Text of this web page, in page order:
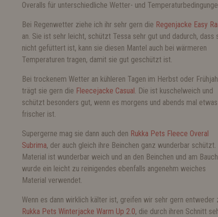
Overalls für unterschiedliche Wetter- und
Bei Regenwetter ziehe ich ihr sehr gern die Regenjacke Easy
an. Sie ist sehr leicht, schützt Tessa sehr gut und dadurch, dass
nicht gefüttert ist, kann sie diesen Mantel auch bei wärmeren
Temperaturen tragen, damit sie gut geschützt ist.
Bei trockenem Wetter an kühleren Tagen im Herbst oder
trägt sie gern die Fleecejacke Casual. Die ist kuschelweich und
schützt besonders gut, wenn es morgens und abends mal etwas
frischer ist.
Supergerne mag sie dann auch den Rukka Pets Fleece Overal
Subrima, der auch gleich ihre Beinchen ganz wunderbar schützt.
Material ist wunderbar weich und an den Beinchen und am Bauch
wurde ein leicht zu reinigendes ebenfalls angenehm weiches
Material verwendet.
Wenn es dann wirklich kälter ist, greifen wir sehr gern entweder
Rukka Pets Winterjacke Warm Up 2.0, die durch ihren Schnitt